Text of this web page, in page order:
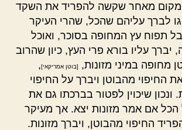
מקום מאחר שקשה להפריד את השקד
לברך עליהם שהכל, שהרי העיקר
תפוח עץ המחופה בסוכר, ואוכל
עליו בורא פרי העץ, כיון שהרוב
מחופה במיני מזונות,
[בוטן אמריקאי],
החיפוי מהבוטן ויברך על החיפוי
ונכון שיכוין לפטור בברכתו גם את
הכל אם אמר מזונות יצא. אך מעיקר
החיפוי מהבוטן, ויברך מזונות.